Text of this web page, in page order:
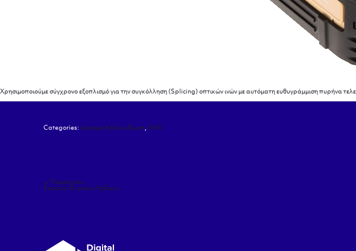
Χρησιμοποιούμε σύγχρονο εξοπλισμό για την συγκόλληση (Splicing) οπτικών ινών με αυτόματη ευθυγράμμιση πυρήνα
Categories: Δομημένη Καλωδίωση, ΚΝΧ
Πλοήγηση
άρθρων
←
Παρέχεται:
Εισροών Εκροών Λαδιού →